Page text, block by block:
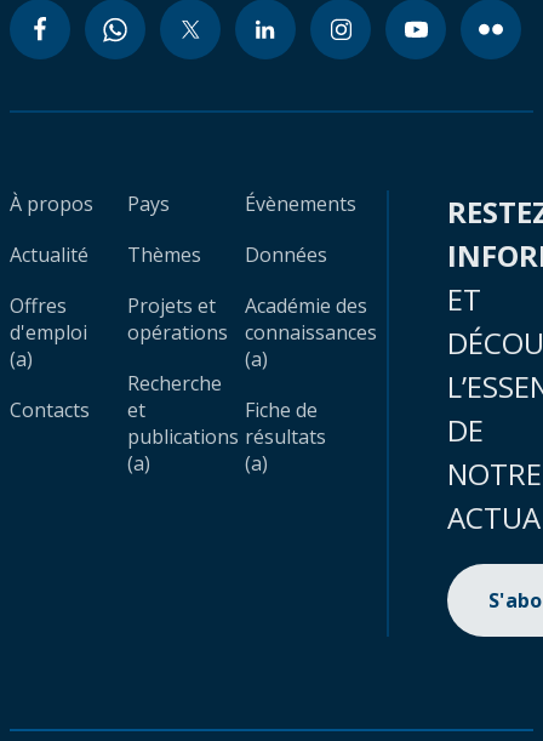
À propos
Actualité
Offres
d'emploi
(a)
Contacts
Pays
Thèmes
Projets et
opérations
Recherche
et
publications
(a)
Évènements
Données
Académie des
connaissances
(a)
Fiche de
résultats
(a)
ET
DE
NOTRE